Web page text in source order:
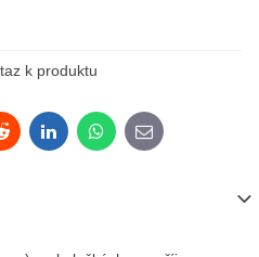
k produktu
RedditLinkedInWhatsApp
E-mail